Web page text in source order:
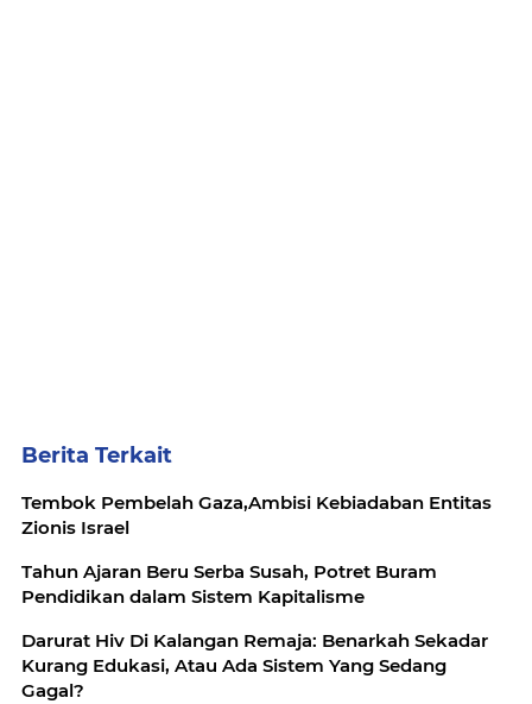
Berita Terkait
Tembok Pembelah Gaza,Ambisi Kebiadaban Entitas
Zionis Israel
Tahun Ajaran Beru Serba Susah, Potret Buram
Pendidikan dalam Sistem Kapitalisme
Darurat Hiv Di Kalangan Remaja: Benarkah Sekadar
Kurang Edukasi, Atau Ada Sistem Yang Sedang
Gagal?